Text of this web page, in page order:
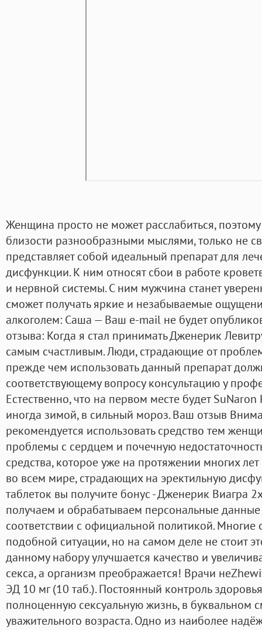
Женщина просто не может расслабиться,
близости разнообразными мыслями, только не
представляет собой идеальный препарат для
дисфункции. К ним относят сбои в работе
и нервной системы. С ним мужчина станет
сможет получать яркие и незабываемые
алкоголем: Саша — Ваш e-mail не будет
отзыва: Когда я стал принимать Дженерик
самым счастливым. Люди, страдающие от
прежде чем использовать данный препарат
соответствующему вопросу консультацию у
Естественно, что на первом месте будет
иногда зимой, в сильный мороз. Ваш отзыв
рекомендуется использовать средство тем
проблемы с сердцем и почечную
средства, которое уже на протяжении многих
во всем мире, страдающих на эректильную
таблеток вы получите бонус - Дженерик Виагра
получаем и обрабатываем персональные данные
соответствии с официальной политикой. Многие
подобной ситуации, но на самом деле не стоит
данному набору улучшается качество и
секса, а организм преображается! Врачи
ЭД 10 мг (10 таб.). Постоянный контроль
полноценную сексуальную жизнь, в буквальном
уважительного возраста. Одно из наиболее